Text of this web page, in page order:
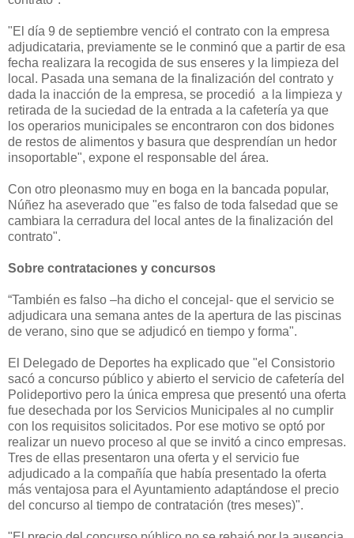
"El día 9 de septiembre venció el contrato con la empresa
adjudicataria, previamente se le conminó que a partir de esa
fecha realizara la recogida de sus enseres y la limpieza del
local. Pasada una semana de la finalización del contrato y
dada la inacción de la empresa, se procedió a la limpieza y
retirada de la suciedad de la entrada a la cafetería ya que
los operarios municipales se encontraron con dos bidones
de restos de alimentos y basura que desprendían un hedor
insoportable", expone el responsable del área.
Con otro pleonasmo muy en boga en la bancada popular,
Núñez ha aseverado que "es falso de toda falsedad que se
cambiara la cerradura del local antes de la finalización del
contrato".
Sobre contrataciones y concursos
“También es falso –ha dicho el concejal- que el servicio se
adjudicara una semana antes de la apertura de las piscinas
de verano, sino que se adjudicó en tiempo y forma".
El Delegado de Deportes ha explicado que "el Consistorio
sacó a concurso público y abierto el servicio de cafetería del
Polideportivo pero la única empresa que presentó una oferta
fue desechada por los Servicios Municipales al no cumplir
con los requisitos solicitados. Por ese motivo se optó por
realizar un nuevo proceso al que se invitó a cinco empresas.
Tres de ellas presentaron una oferta y el servicio fue
adjudicado a la compañía que había presentado la oferta
más ventajosa para el Ayuntamiento adaptándose el precio
del concurso al tiempo de contratación (tres meses)".